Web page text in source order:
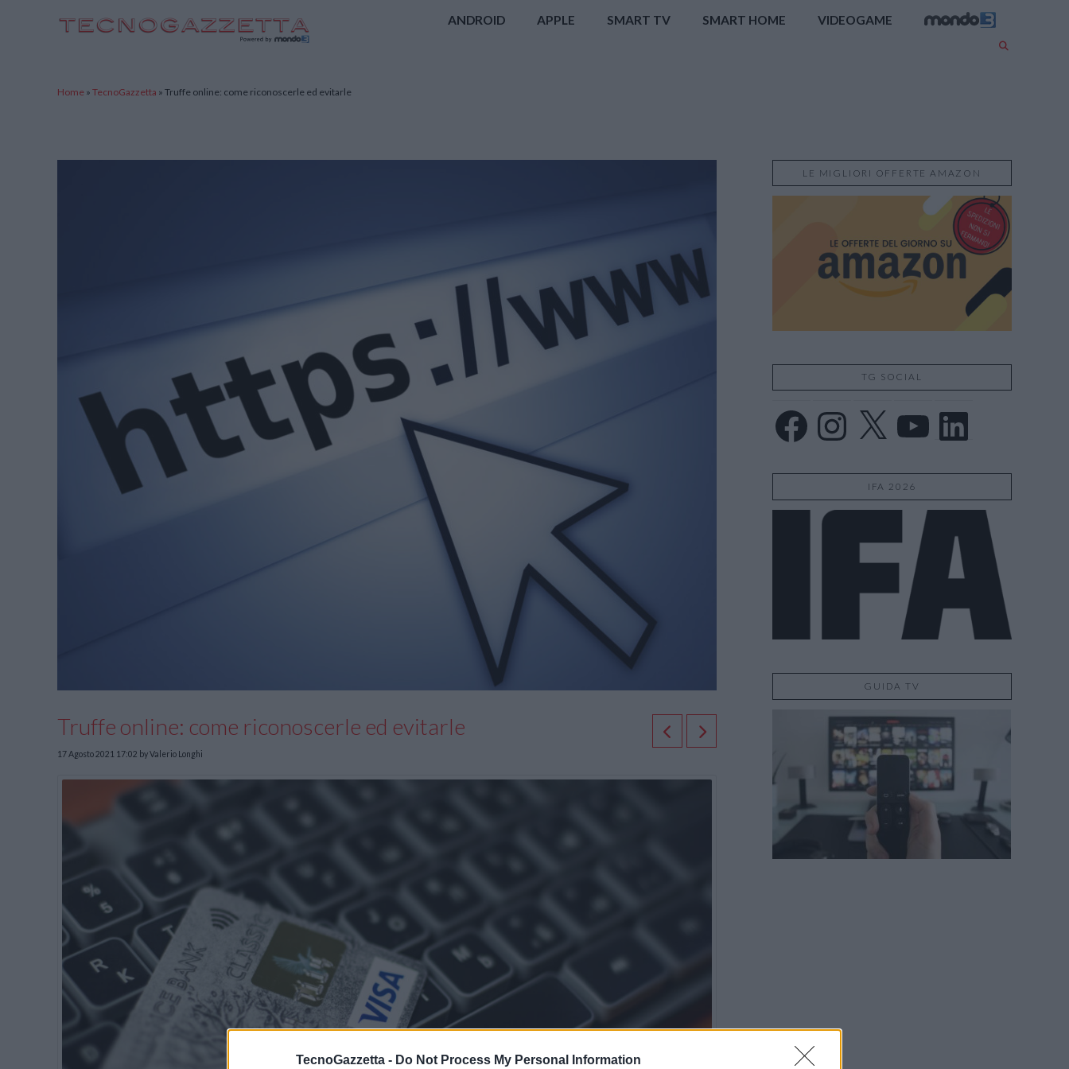
TecnoGazzetta - Do Not Process My Personal Information
ANDROID APPLE SMART TV SMART HOME VIDEOGAME
Home » TecnoGazzetta » Truffe online: come riconoscerle ed evitarle
Truffe online: come riconoscerle ed evitarle
17 Agosto 2021 17:02 by Valerio Longhi
LE MIGLIORI OFFERTE AMAZON
TG SOCIAL
Facebook Instagram YouTube LinkedIn
IFA 2026
GUIDA TV